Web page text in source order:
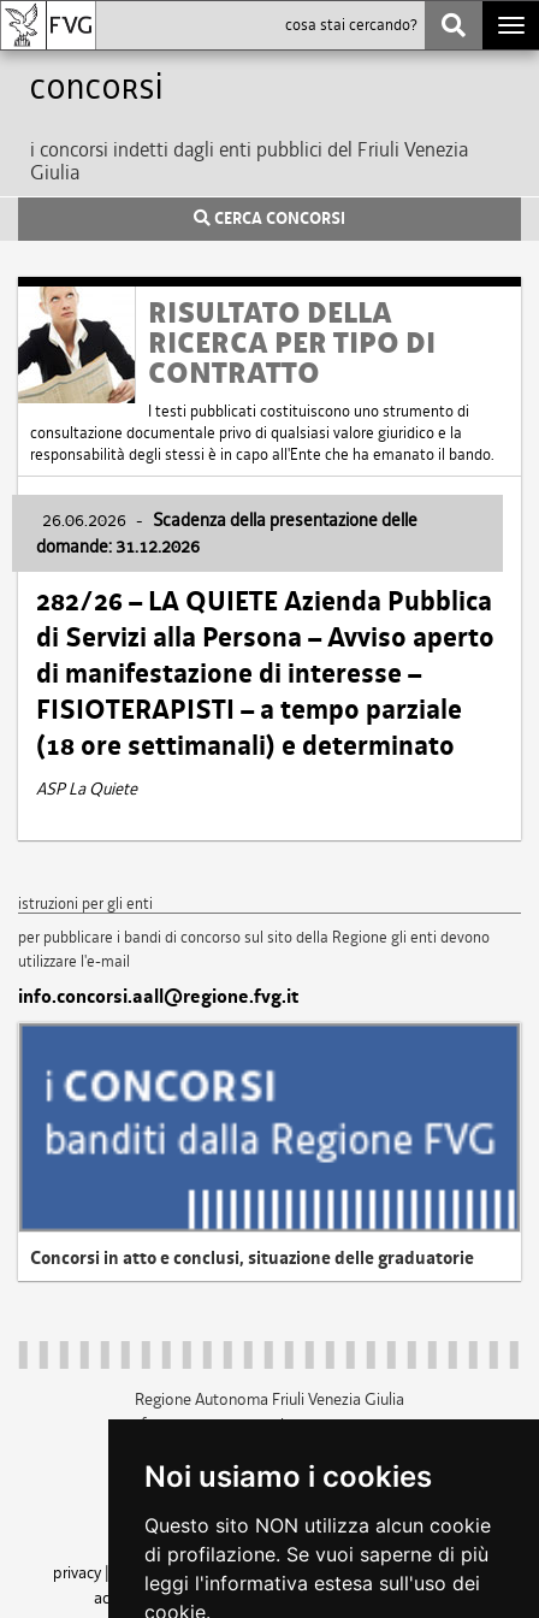
Noi usiamo i cookies
Questo sito NON utilizza alcun cookie
di profilazione. Se vuoi saperne di più
leggi l'informativa estesa sull'uso dei
cookie.
Concorsi
i concorsi indetti dagli enti pubblici del Friuli Venezia
Giulia
CERCA CONCORSI
RISULTATO DELLA
RICERCA PER TIPO DI
CONTRATTO
I testi pubblicati costituiscono uno strumento di
consultazione documentale privo di qualsiasi valore giuridico e la
responsabilità degli stessi è in capo all'Ente che ha emanato il bando.
26.06.2026 - Scadenza della presentazione delle
domande: 31.12.2026
282/26 – LA QUIETE Azienda Pubblica
di Servizi alla Persona – Avviso aperto
di manifestazione di interesse –
FISIOTERAPISTI – a tempo parziale
(18 ore settimanali) e determinato
ASP La Quiete
istruzioni per gli enti
per pubblicare i bandi di concorso sul sito della Regione gli enti devono
utilizzare l'e-mail
info.concorsi.aall@regione.fvg.it
Concorsi in atto e conclusi, situazione delle graduatorie
Regione Autonoma Friuli Venezia Giulia
c.f. 80014930327; p.iva 00526040324
+39 040 3771111
amministrazione trasparente
privacy
cookie |note legali accessibilità
dichiarazione di
accessibilità| feedback cambio preferenze cookie